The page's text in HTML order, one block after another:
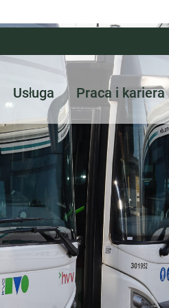
Usługa Praca i kariera